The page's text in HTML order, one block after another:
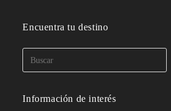
Encuentra tu destino
Información de interés